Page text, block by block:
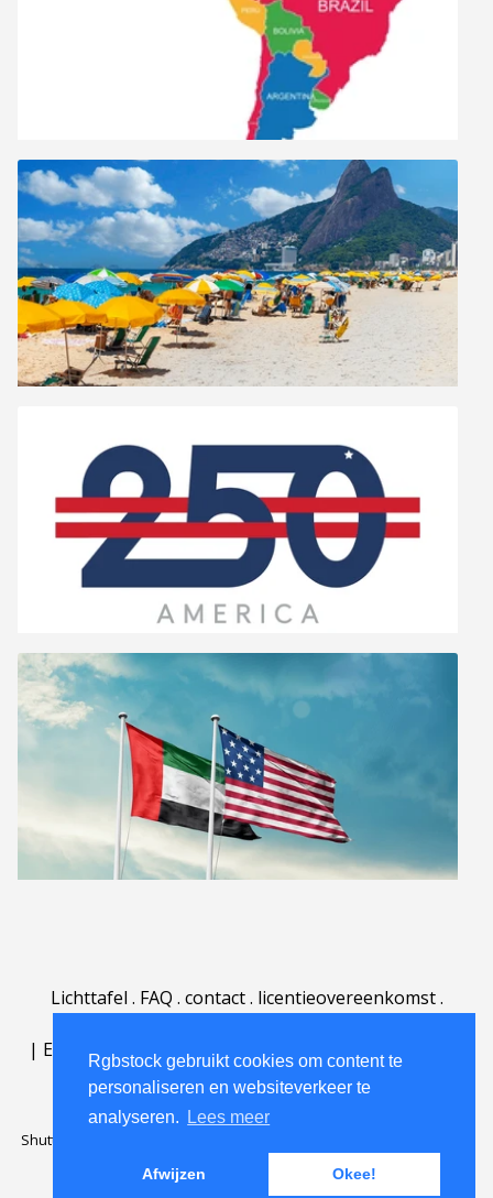
Rgbstock gebruikt cookies om content te
personaliseren en websiteverkeer te
analyseren.
Lees meer
Afwijzen Okee!
Lichttafel . FAQ . contact. licentieovereenkomst.
| English | Deutsch Español | Português
Nederlands|
Shutterstock official partner of Rgbstock
Rgbstock